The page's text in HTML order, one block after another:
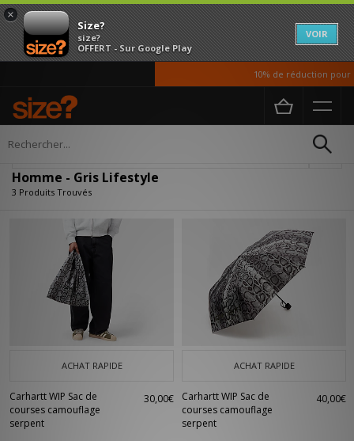
×
Size?
size?
OFFERT - Sur Google Play
VOIR
10% de réduction pour
Accueil Homme
Homme - Gris Lifestyle
3 Produits Trouvés
ACHAT RAPIDE
Carhartt WIP Sac de
courses camouflage
serpent
30,00€
ACHAT RAPIDE
Carhartt WIP Sac de
courses camouflage
serpent
40,00€